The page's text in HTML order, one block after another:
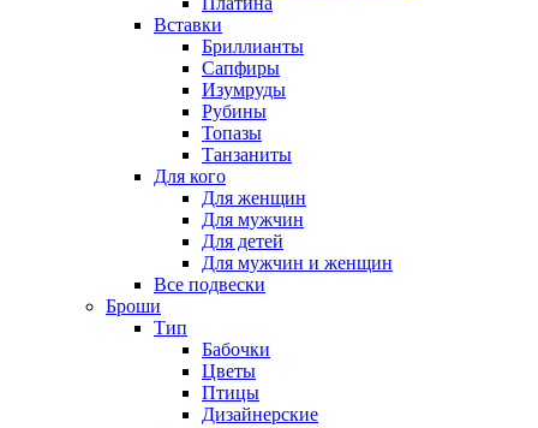
Вставки
Бриллианты
Сапфиры
Изумруды
Рубины
Топазы
Танзаниты
Для кого
Для женщин
Для мужчин
Для детей
Для мужчин и женщин
Все подвески
Броши
Тип
Бабочки
Цветы
Птицы
Дизайнерские